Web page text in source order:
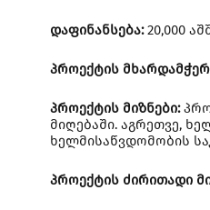
დაფინანსება:20,000
პროექტის
პროექტის მიზნები:
მიღებაში. აგრეთვე,
ხელმისაწვდომობის
პროექტის ძირითადი